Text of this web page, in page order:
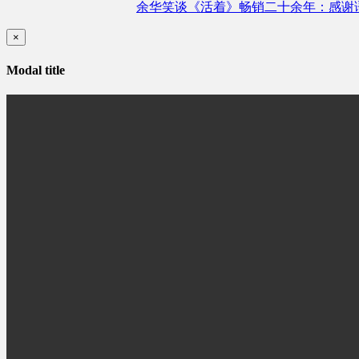
余华笑谈《活着》畅销二十余年：感谢
×
Modal title